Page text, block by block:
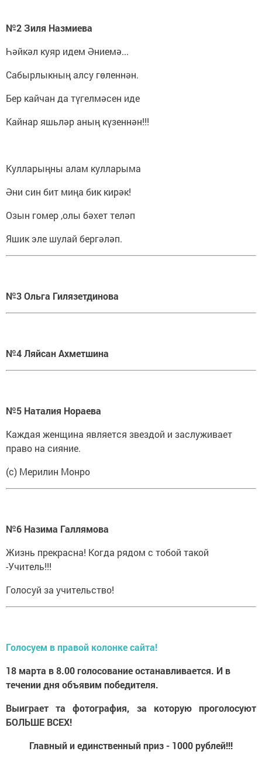
№2 Зиля Назмиева
Һәйкәл куяр идем Әниемә...
Сабырлыкның алсу гөленнән.
Бер кайчан да түгелмәсен иде
Кайнар яшьләр аның күзеннән!!!
Кулларыңны алам кулларыма
Әни син бит миңа бик кирәк!
Озын гомер ,олы бәхет теләп
Яшик эле шулай бергәләп.
№3 Ольга Гилязетдинова
№4 Ляйсан Ахметшина
№5 Наталия Нораева
Каждая женщина является звездой и заслуживает
право на сияние.
(с) Мерилин Монро
№6 Назима Галлямова
Жизнь прекрасна! Когда рядом с тобой такой
-Учитель!!!
Голосуй за учительство!
Голосуем в правой колонке сайта!
18 марта в 8.00 голосование останавливается. И в
течении дня объявим победителя.
Выиграет та фотография, за которую проголосуют
БОЛЬШЕ ВСЕХ!
Главный и единственный приз - 1000 рублей!!!